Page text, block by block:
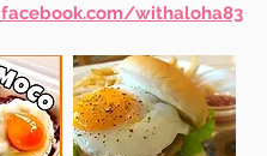
facebook.com/withaloha83